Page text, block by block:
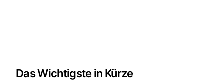
Das Wichtigste in Kürze